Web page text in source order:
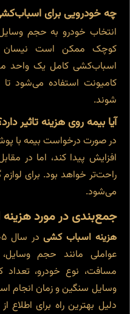
چه خودرویی برای
انتخاب خودرو به حجم
کوچک ممکن است نیسان
اسباب‌کشی کامل یک واحد
کامیونت استفاده می‌شود
شوند.
آیا بیمه روی هزینه تاثیر
در صورت درخواست بیمه با
افزایش پیدا کند، اما در
راحت‌تر خواهد بود. برای
می‌شود.
جمع‌بندی در مورد هزینه
هزینه اسباب کشی
عواملی مانند حجم
مسافت، نوع خودرو، تعداد
وسایل سنگین و زمان انجام
دلیل بهترین راه برای اطلاع